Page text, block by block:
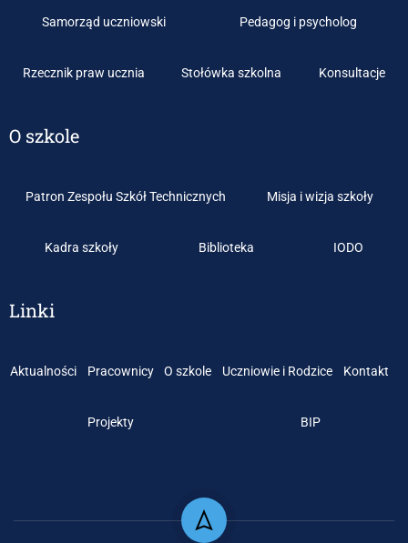
Samorząd uczniowski Pedagog i psycholog
Rzecznik praw ucznia Stołówka szkolna Konsultacje
O szkole
Patron Zespołu Szkół Technicznych Misja i wizja szkoły
Kadra szkoły Biblioteka IODO
Linki
Aktualności Pracownicy O szkole Uczniowie i Rodzice Kontakt
Projekty BIP